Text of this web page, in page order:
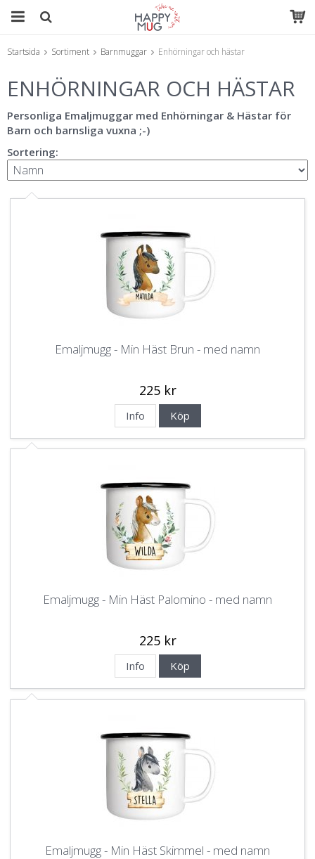
Startsida Sortiment Barnmuggar Enhörningar och hästar
ENHÖRNINGAR OCH HÄSTAR
Personliga Emaljmuggar med Enhörningar & Hästar för
Barn och barnsliga vuxna ;-)
Sortering:
Emaljmugg - Min Häst Brun - med namn
225 kr
Info Köp
Emaljmugg - Min Häst Palomino - med namn
225 kr
Info Köp
Emaljmugg - Min Häst Skimmel - med namn